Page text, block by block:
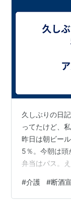
久しぶりの日
ってたけど、
昨日は朝ビー
5％。今朝は頭
弁当はパス。
る途中でコン
の服薬確認。
#介護 #断酒